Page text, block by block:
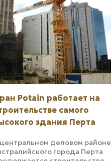
Potain работает на
самого
здания Перта
деловом районе
города Перта